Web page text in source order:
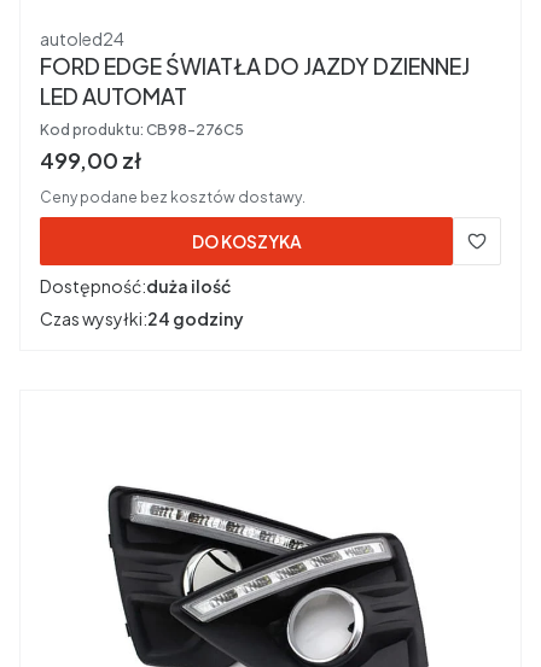
Producent
autoled24
FORD EDGE ŚWIATŁA DO JAZDY DZIENNEJ
LED AUTOMAT
Kod produktu: CB98-276C5
Cena brutto
499,00 zł
Ceny podane bez kosztów dostawy.
DO KOSZYKA
Dostępność:duża ilość
Czas wysyłki:24 godziny